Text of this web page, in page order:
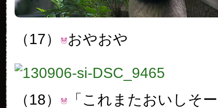
（17） おやおや
（18） 「これまたおいしそ